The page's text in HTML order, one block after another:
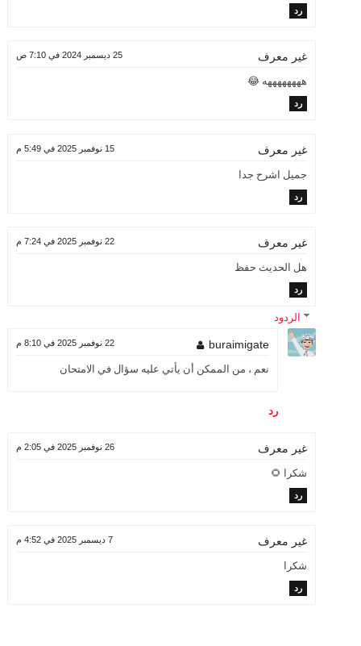
رد
غير معرف 25 ديسمبر 2024 في 7:10 ص
ههههههههه 😂
رد
غير معرف 15 نوفمبر 2025 في 5:49 م
جميل اشرح جدا
رد
غير معرف 22 نوفمبر 2025 في 7:24 م
هل الحديث حفظ
رد
الردود
buraimigate 22 نوفمبر 2025 في 8:10 م
نعم ، من الممكن أن يأتي عليه سؤال في الامتحان
رد
غير معرف 26 نوفمبر 2025 في 2:05 م
شكرا 🌻
رد
غير معرف 7 ديسمبر 2025 في 4:52 م
شكرا
رد